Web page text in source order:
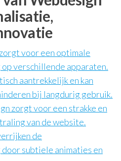
voor een optimale
verschillende apparaten.
aantrekkelijk en kan
bij langdurig gebruik.
zorgt voor een strakke en
van de website.
de
subtiele animaties en